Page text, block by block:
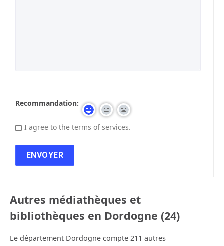
Recommandation:
I agree to the terms of services.
Autres médiathèques et
bibliothèques en Dordogne (24)
Le département Dordogne compte 211 autres